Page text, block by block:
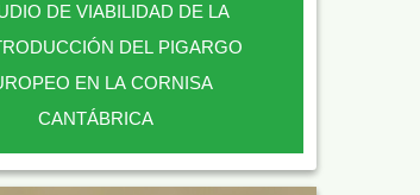
DE VIABILIDAD DE LA
DEL PIGARGO
EN LA CORNISA
CANTÁBRICA